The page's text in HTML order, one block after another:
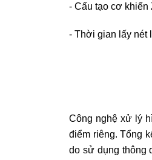
- Cấu tạo cơ khiến
- Thời gian lấy nét
Công nghệ xử lý
điểm riêng. Tổng
do sử dụng thông